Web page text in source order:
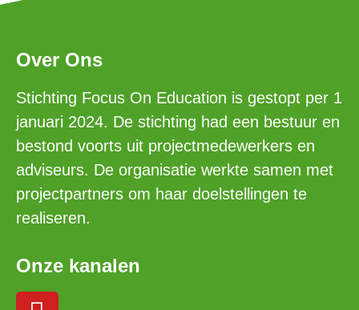
Over Ons
Stichting Focus On Education is gestopt per 1
januari 2024. De stichting had een bestuur en
bestond voorts uit projectmedewerkers en
adviseurs. De organisatie werkte samen met
projectpartners om haar doelstellingen te
realiseren.
Onze kanalen